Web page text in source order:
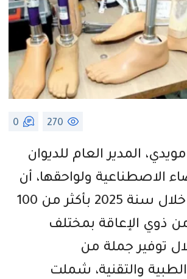
270
0
المدير العام للديوان
الاصطناعية ولواحقها، أن
الديوان تكفل خلال سنة 2025 بأكثر من 100
الإعاقة بمختلف
توفير جملة من
والتقنية، شملت